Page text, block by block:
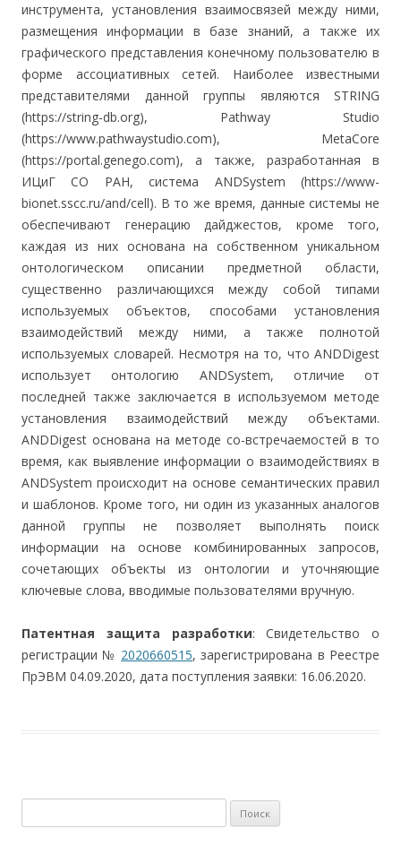
инструмента, установления взаимосвязей между ними,
размещения информации в базе знаний, а также их
графического представления конечному пользователю в
форме ассоциативных сетей. Наиболее известными
представителями данной группы являются STRING
(https://string-db.org), Pathway Studio
(https://www.pathwaystudio.com), MetaCore
(https://portal.genego.com), а также, разработанная в
ИЦиГ СО РАН, система ANDSystem (https://www-
bionet.sscc.ru/and/cell). В то же время, данные системы не
обеспечивают генерацию дайджестов, кроме того,
каждая из них основана на собственном уникальном
онтологическом описании предметной области,
существенно различающихся между собой типами
используемых объектов, способами установления
взаимодействий между ними, а также полнотой
используемых словарей. Несмотря на то, что ANDDigest
использует онтологию ANDSystem, отличие от
последней также заключается в используемом методе
установления взаимодействий между объектами.
ANDDigest основана на методе со-встречаемостей в то
время, как выявление информации о взаимодействиях в
ANDSystem происходит на основе семантических правил
и шаблонов. Кроме того, ни один из указанных аналогов
данной группы не позволяет выполнять поиск
информации на основе комбинированных запросов,
сочетающих объекты из онтологии и уточняющие
ключевые слова, вводимые пользователями вручную.
Патентная защита разработки: Свидетельство о
регистрации № 2020660515, зарегистрирована в Реестре
ПрЭВМ 04.09.2020, дата поступления заявки: 16.06.2020.